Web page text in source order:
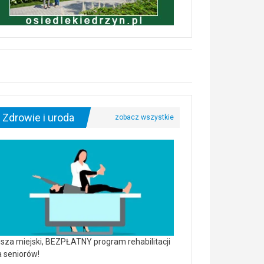
Zdrowie i uroda
miejski, BEZPŁATNY program rehabilitacji
seniorów!